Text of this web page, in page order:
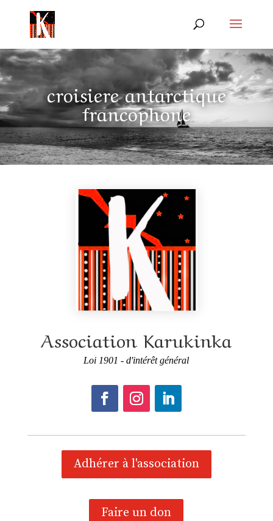
croisiere antarctique
francophone
Association Karukinka
Loi 1901 - d'intérêt général
Adhérer à l'association
Faire un don